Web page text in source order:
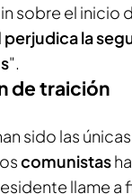
sobre el inicio
perjudica la
".
de traición
sido las
comunistas
llame a